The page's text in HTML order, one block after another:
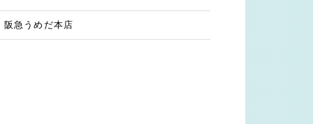
急うめだ本店